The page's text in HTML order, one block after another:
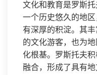
文化和教育是罗斯
一个历史悠久的地
有深厚的积淀。其
的文化游客，也为
化根基。罗斯托夫
融合，形成了具有地